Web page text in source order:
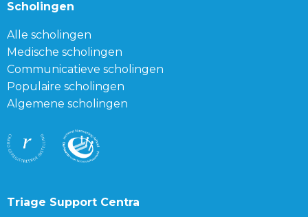
Scholingen
Alle scholingen
Medische scholingen
Communicatieve scholingen
Populaire scholingen
Algemene scholingen
Triage Support Centra